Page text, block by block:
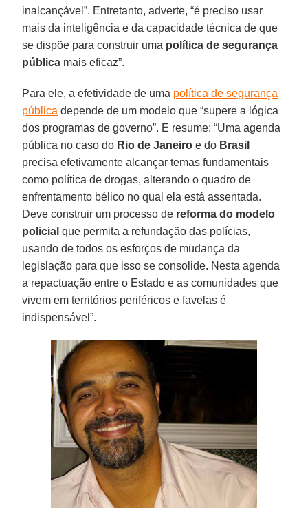
inalcançável”. Entretanto, adverte, “é preciso usar
mais da inteligência e da capacidade técnica de que
se dispõe para construir uma política de segurança
pública mais eficaz”.
Para ele, a efetividade de uma política de segurança
pública depende de um modelo que “supere a lógica
dos programas de governo”. E resume: “Uma agenda
pública no caso do Rio de Janeiro e do Brasil
precisa efetivamente alcançar temas fundamentais
como política de drogas, alterando o quadro de
enfrentamento bélico no qual ela está assentada.
Deve construir um processo de reforma do modelo
policial que permita a refundação das polícias,
usando de todos os esforços de mudança da
legislação para que isso se consolide. Nesta agenda
a repactuação entre o Estado e as comunidades que
vivem em territórios periféricos e favelas é
indispensável”.